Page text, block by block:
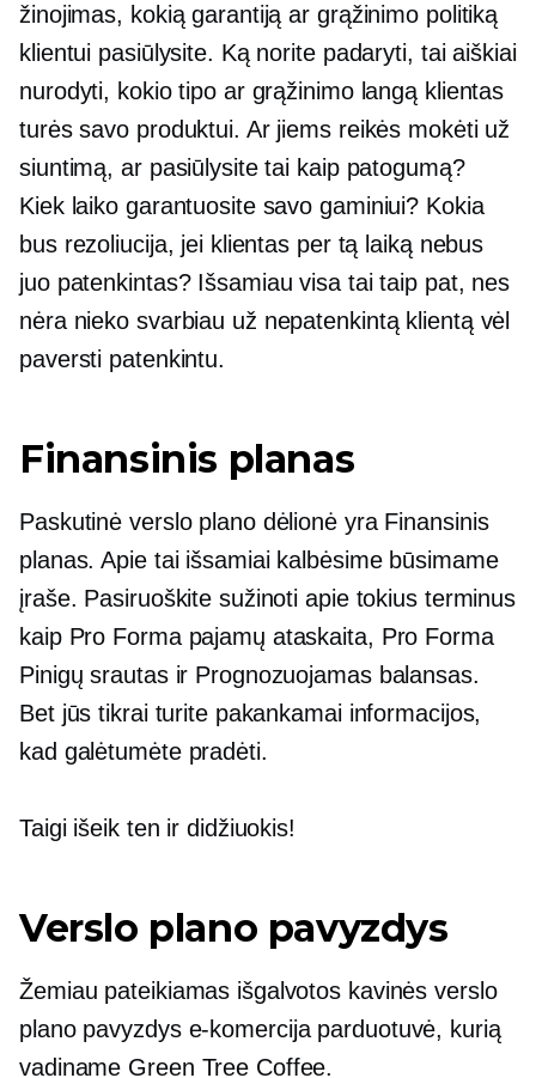
žinojimas, kokią garantiją ar grąžinimo politiką
klientui pasiūlysite. Ką norite padaryti, tai aiškiai
nurodyti, kokio tipo ar grąžinimo langą klientas
turės savo produktui. Ar jiems reikės mokėti už
siuntimą, ar pasiūlysite tai kaip patogumą?
Kiek laiko garantuosite savo gaminiui? Kokia
bus rezoliucija, jei klientas per tą laiką nebus
juo patenkintas? Išsamiau visa tai taip pat, nes
nėra nieko svarbiau už nepatenkintą klientą vėl
paversti patenkintu.
Finansinis planas
Paskutinė verslo plano dėlionė yra Finansinis
planas. Apie tai išsamiai kalbėsime būsimame
įraše. Pasiruoškite sužinoti apie tokius terminus
kaip Pro Forma pajamų ataskaita, Pro Forma
Pinigų srautas ir Prognozuojamas balansas.
Bet jūs tikrai turite pakankamai informacijos,
kad galėtumėte pradėti.
Taigi išeik ten ir didžiuokis!
Verslo plano pavyzdys
Žemiau pateikiamas išgalvotos kavinės verslo
plano pavyzdys e-komercijaparduotuvė, kurią
vadiname Green Tree Coffee.